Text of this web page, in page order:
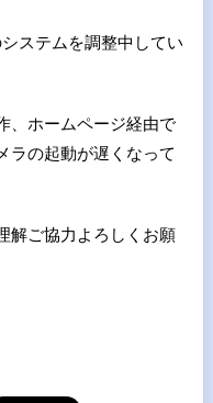
ステムを調整中してい
、ホームページ経由で
ラの起動が遅くなって
解ご協力よろしくお願